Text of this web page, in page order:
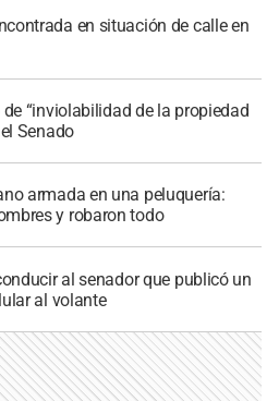
en situación de calle en
“inviolabilidad de la propiedad
Senado
armada en una peluquería:
y robaron todo
al senador que publicó un
al volante